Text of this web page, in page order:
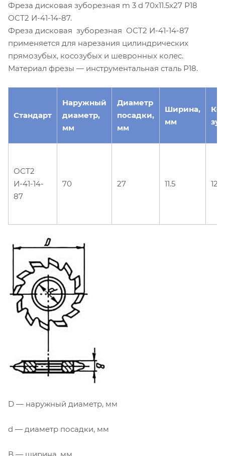
Фреза дисковая зуборезная m 3 d 70х11.5х27 Р18
ОСТ2 И-41-14-87.
Фреза дисковая зуборезная ОСТ2 И-41-14-87
применяется для нарезания цилиндрических
прямозубых, косозубых и шевронных колес.
Материал фрезы — инструментальная сталь Р18.
Стандарт
Наружный
диаметр,
мм
Диаметр
посадки,
мм
Ширина,
мм
ОСТ2
И-41-14-
87
70 27 11.5 12
D — наружный диаметр, мм
d — диаметр посадки, мм